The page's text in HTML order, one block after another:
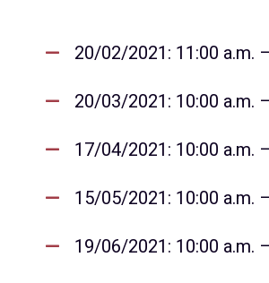
20/02/2021: 11:00 a.m.
20/03/2021: 10:00 a.m.
17/04/2021: 10:00 a.m.
15/05/2021: 10:00 a.m.
19/06/2021: 10:00 a.m.